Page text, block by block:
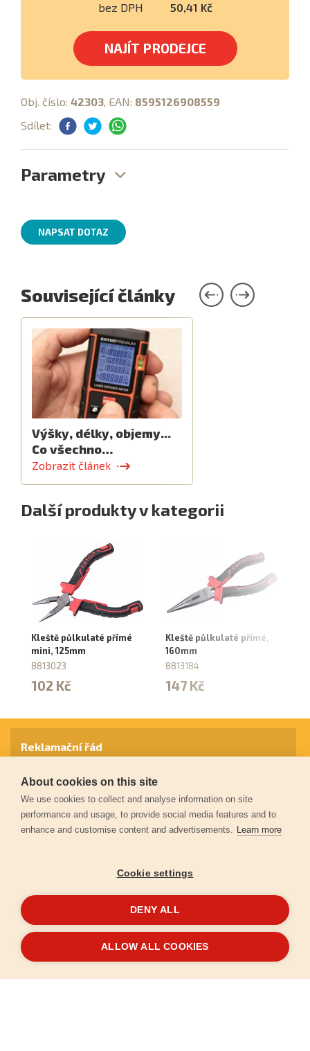
bez DPH 50,41 Kč
NAJÍT PRODEJCE
Obj. číslo: 42303, EAN: 8595126908559
Sdílet:
Parametry
NAPSAT DOTAZ
Související články
Výšky, délky, objemy...
Co všechno…
Zobrazit článek
Další produkty v kategorii
Kleště půlkulaté přímé
mini, 125mm
8813023
102 Kč
Kleště půlkulaté přímé,
160mm
8813184
147 Kč
© 2026Extol.cz- Všechna práva vyhrazena
Reklamační řád
Záruční podmínky
Ochrana osobních údajů
VytvořiloFEO
About cookies on this site
We use cookies to collect and analyse information on site
performance and usage, to provide social media features and to
enhance and customise content and advertisements. Learn more
Cookie settings
DENY ALL
ALLOW ALL COOKIES